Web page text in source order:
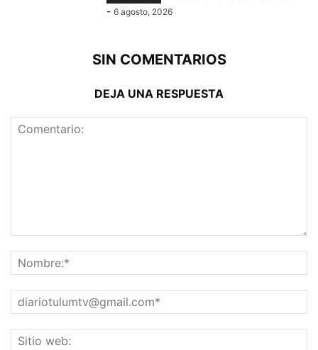
- 6 agosto, 2026
SIN COMENTARIOS
DEJA UNA RESPUESTA